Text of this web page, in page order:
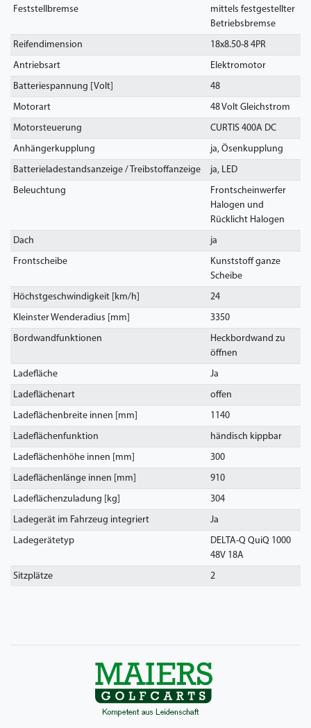
Feststellbremse
mittels festgestellter
Betriebsbremse
Reifendimension
18x8.50-8 4PR
Antriebsart
Elektromotor
Batteriespannung [Volt]
48
Motorart
48 Volt Gleichstrom
Motorsteuerung
CURTIS 400A DC
Anhängerkupplung
ja, Ösenkupplung
Batterieladestandsanzeige / Treibstoffanzeige
ja, LED
Beleuchtung
Frontscheinwerfer
Halogen und
Rücklicht Halogen
Dach
ja
Frontscheibe
Kunststoff ganze
Scheibe
Höchstgeschwindigkeit [km/h]
24
Kleinster Wenderadius [mm]
3350
Bordwandfunktionen
Heckbordwand zu
öffnen
Ladefläche
Ja
Ladeflächenart
offen
Ladeflächenbreite innen [mm]
1140
Ladeflächenfunktion
händisch kippbar
Ladeflächenhöhe innen [mm]
300
Ladeflächenlänge innen [mm]
910
Ladeflächenzuladung [kg]
304
Ladegerät im Fahrzeug integriert
Ja
Ladegerätetyp
DELTA-Q QuiQ 1000
48V 18A
Sitzplätze
2